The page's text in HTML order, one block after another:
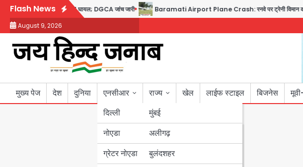
Skip
content
Flash News
टेस्ट पॉजिटिव, 17 घायल; DGCA जांच जारी Baramati Airport Plane Crash: रनवे पर ट्रेनी विमान क्रैश,
August 9, 2026
मुख्य पेज देश दुनिया
एनसीआर
दिल्ली
नोएडा
ग्रेटर नोएडा
राज्य
मुंबई
उत्तर प्रदेश
अलीगढ़
बुलंदशहर
बिहार
खेल लाईफ स्टाइल बिजनेस